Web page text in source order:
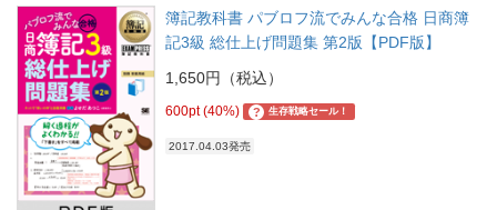
簿記教科書 パブロフ流でみんな合格 日商簿
記3級 総仕上げ問題集 第2版【PDF版】
1,650円（税込）
600pt (40%) ? 生存戦略セール！
2017.04.03発売